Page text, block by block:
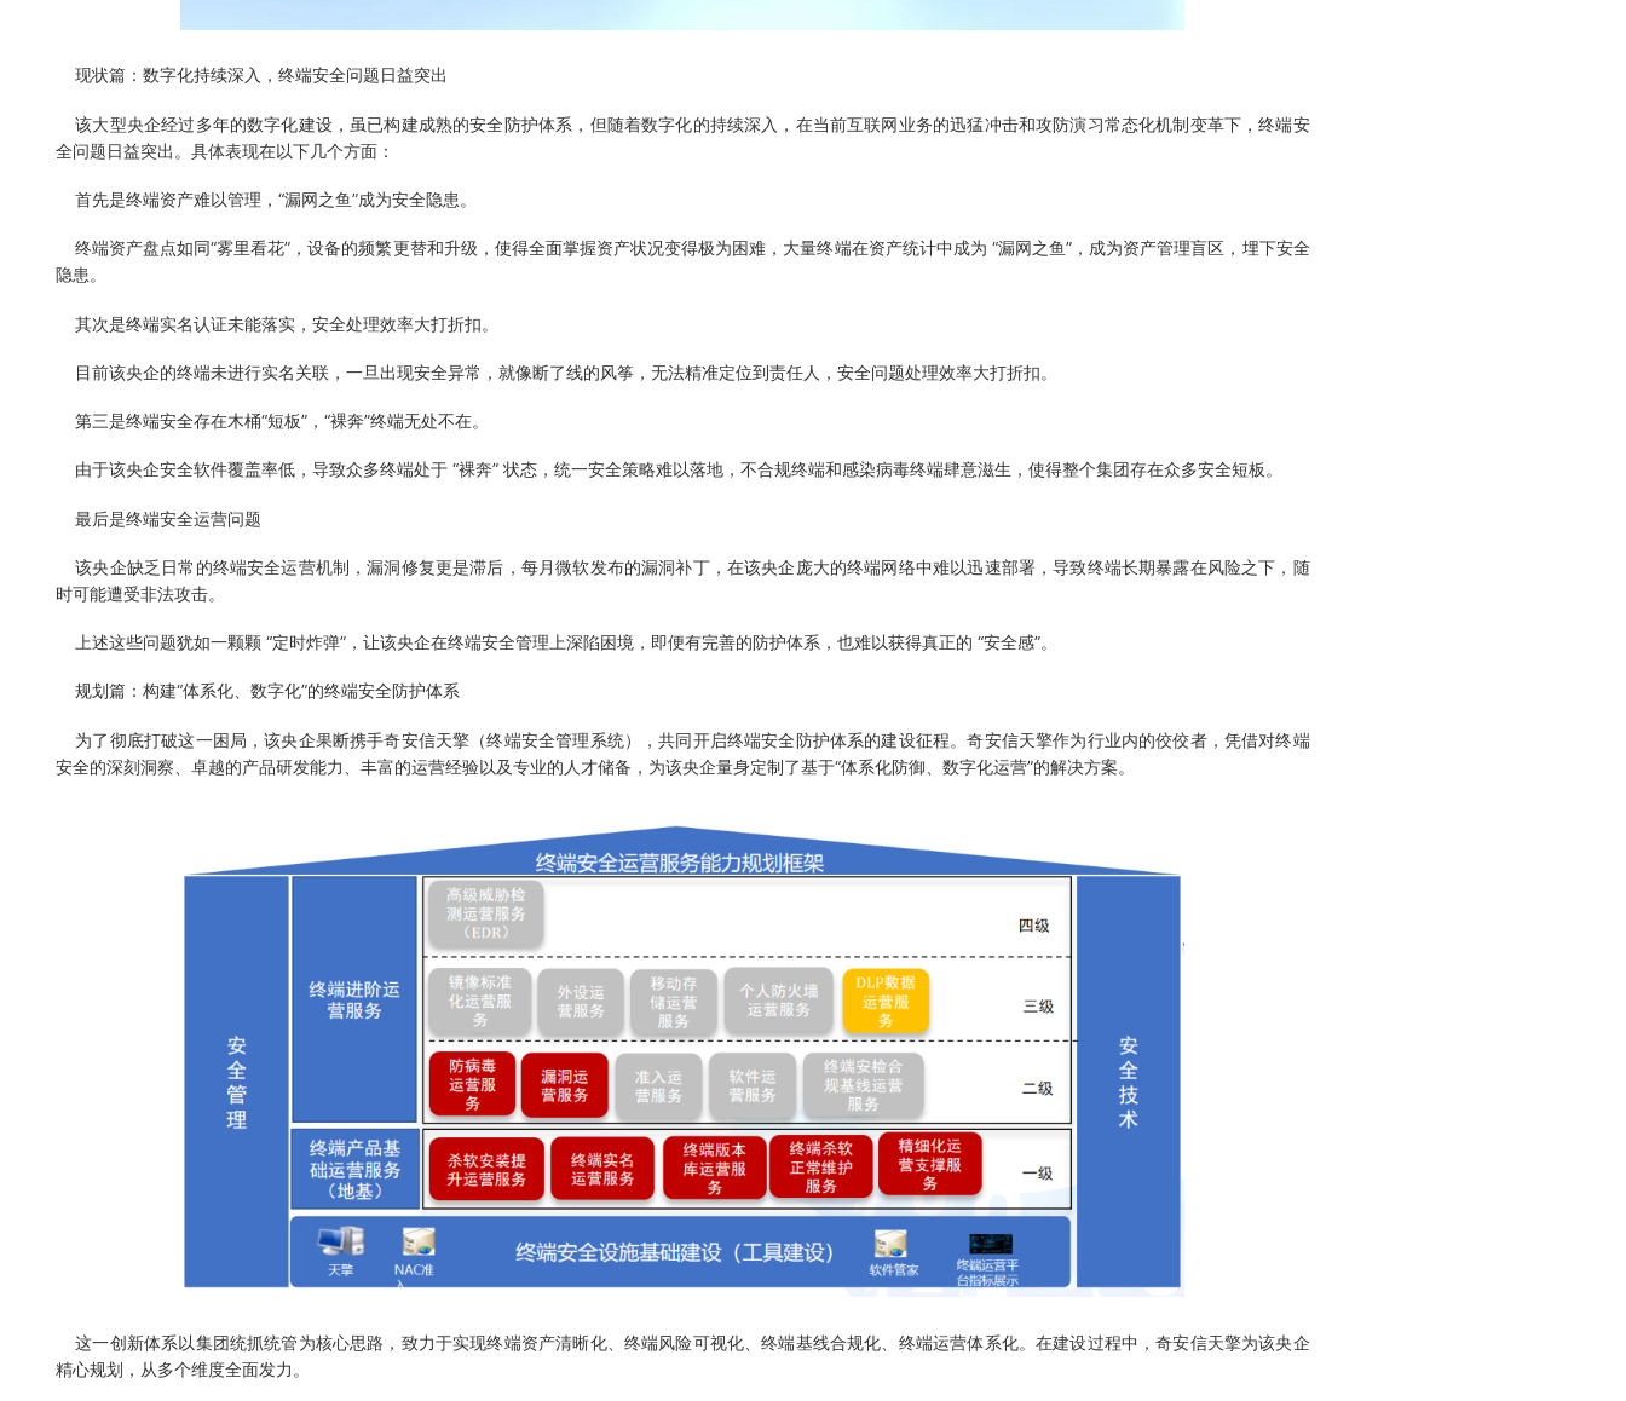
现状篇：数字化持续深入，终端安全问题日益突出
该大型央企经过多年的数字化建设，虽已构建成熟的安全防护体系，但随着数字化的持续深入，在当前互联网业务的迅猛冲击和攻防演习常态化机制变革下，终端安
全问题日益突出。具体表现在以下几个方面：
首先是终端资产难以管理，“漏网之鱼”成为安全隐患。
终端资产盘点如同“雾里看花”，设备的频繁更替和升级，使得全面掌握资产状况变得极为困难，大量终端在资产统计中成为 “漏网之鱼”，成为资产管理盲区，埋下安全
隐患。
其次是终端实名认证未能落实，安全处理效率大打折扣。
目前该央企的终端未进行实名关联，一旦出现安全异常，就像断了线的风筝，无法精准定位到责任人，安全问题处理效率大打折扣。
第三是终端安全存在木桶“短板”，“裸奔”终端无处不在。
由于该央企安全软件覆盖率低，导致众多终端处于 “裸奔” 状态，统一安全策略难以落地，不合规终端和感染病毒终端肆意滋生，使得整个集团存在众多安全短板。
最后是终端安全运营问题
该央企缺乏日常的终端安全运营机制，漏洞修复更是滞后，每月微软发布的漏洞补丁，在该央企庞大的终端网络中难以迅速部署，导致终端长期暴露在风险之下，随
时可能遭受非法攻击。
上述这些问题犹如一颗颗 “定时炸弹”，让该央企在终端安全管理上深陷困境，即便有完善的防护体系，也难以获得真正的 “安全感”。
规划篇：构建“体系化、数字化”的终端安全防护体系
为了彻底打破这一困局，该央企果断携手奇安信天擎（终端安全管理系统），共同开启终端安全防护体系的建设征程。奇安信天擎作为行业内的佼佼者，凭借对终端
安全的深刻洞察、卓越的产品研发能力、丰富的运营经验以及专业的人才储备，为该央企量身定制了基于“体系化防御、数字化运营”的解决方案。
这一创新体系以集团统抓统管为核心思路，致力于实现终端资产清晰化、终端风险可视化、终端基线合规化、终端运营体系化。在建设过程中，奇安信天擎为该央企
精心规划，从多个维度全面发力。